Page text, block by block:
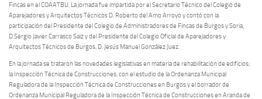
Fincas en el COAATBU. La jornada fue impartida por el Secretario Técnico del Colegio de
Aparejadores y Arquitectos Técnicos D. Roberto del Amo Arroyo y contó con la
participación del Presidente del Colegio de Administradores de Fincas de Burgos y Soria,
D.Sergio Javier Carrasco Saiz y del Presidente del Colegio Oficial de Aparejadores y
Arquitectos Técnicos de Burgos, D. Jesús Manuel González Juez.
En la jornada se trataron las novedades legislativas en materia de rehabilitación de edificios;
la Inspección Técnica de Construcciones, con el estudio de la Ordenanza Municipal
Reguladora de la Inspección Técnica de Construcciones en Burgos y el borrador de
Ordenanza Municipal Reguladora de la Inspección Técnica de Construcciones en Aranda de